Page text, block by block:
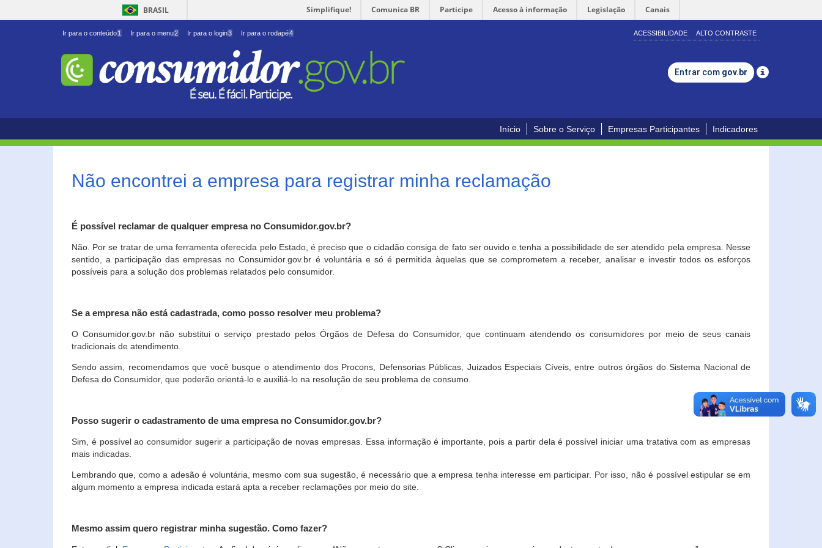
BRASIL Simplifique! Comunica BR Participe Acesso à informação Legislação Canais
Ir para o conteúdo1 Ir para o menu2 Ir para o login3 Ir para o rodapé4 ACESSIBILIDADE ALTO CONTRASTE
Entrar com gov.br
Início Sobre o Serviço Empresas Participantes Indicadores
Não encontrei a empresa para registrar minha reclamação
É possível reclamar de qualquer empresa no Consumidor.gov.br?
Não. Por se tratar de uma ferramenta oferecida pelo Estado, é preciso que o cidadão consiga de fato ser ouvido e tenha a possibilidade de ser atendido pela empresa. Nesse
sentido, a participação das empresas no Consumidor.gov.br é voluntária e só é permitida àquelas que se comprometem a receber, analisar e investir todos os esforços
possíveis para a solução dos problemas relatados pelo consumidor.
Se a empresa não está cadastrada, como posso resolver meu problema?
O Consumidor.gov.br não substitui o serviço prestado pelos Órgãos de Defesa do Consumidor, que continuam atendendo os consumidores por meio de seus canais
tradicionais de atendimento.
Sendo assim, recomendamos que você busque o atendimento dos Procons, Defensorias Públicas, Juizados Especiais Cíveis, entre outros órgãos do Sistema Nacional de
Defesa do Consumidor, que poderão orientá-lo e auxiliá-lo na resolução de seu problema de consumo.
Posso sugerir o cadastramento de uma empresa no Consumidor.gov.br?
Sim, é possível ao consumidor sugerir a participação de novas empresas. Essa informação é importante, pois a partir dela é possível iniciar uma tratativa com as empresas
mais indicadas.
Lembrando que, como a adesão é voluntária, mesmo com sua sugestão, é necessário que a empresa tenha interesse em participar. Por isso, não é possível estipular se em
algum momento a empresa indicada estará apta a receber reclamações por meio do site.
Mesmo assim quero registrar minha sugestão. Como fazer?